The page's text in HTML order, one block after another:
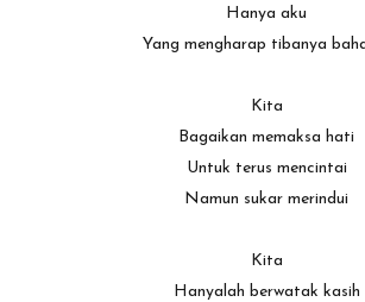
Hanya aku
Yang mengharap tibanya
Kita
Bagaikan memaksa hati
Untuk terus mencintai
Namun sukar merindui
Kita
Hanyalah berwatak kasih